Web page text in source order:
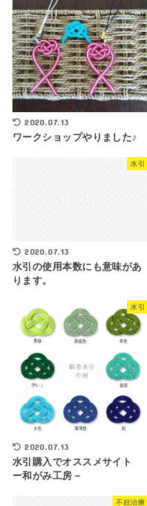
2020.07.13
ワークショップやりました♪
水引
2020.07.13
水引の使用本数にも意味があ
ります。
水引
2020.07.13
水引購入でオススメサイト
ー和がみ工房－
不妊治療